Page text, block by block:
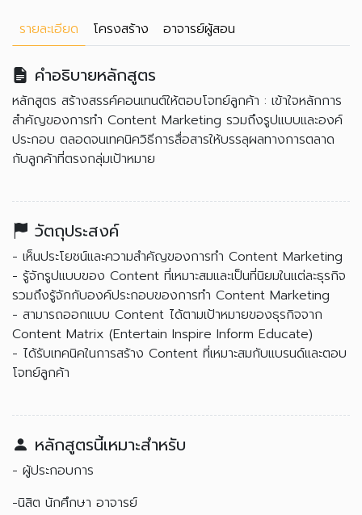
รายละเอียด โครงสร้าง อาจารย์ผู้สอน
คำอธิบายหลักสูตร
หลักสูตร สร้างสรรค์คอนเทนต์ให้ตอบโจทย์ลูกค้า : เข้าใจหลักการ
สำคัญของการทำ Content Marketing รวมถึงรูปแบบและองค์
ประกอบ ตลอดจนเทคนิควิธีการสื่อสารให้บรรลุผลทางการตลาด
กับลูกค้าที่ตรงกลุ่มเป้าหมาย
วัตถุประสงค์
- เห็นประโยชน์และความสำคัญของการทำ Content Marketing
- รู้จักรูปแบบของ Content ที่เหมาะสมและเป็นที่นิยมในแต่ละธุรกิจ
รวมถึงรู้จักกับองค์ประกอบของการทำ Content Marketing
- สามารถออกแบบ Content ได้ตามเป้าหมายของธุรกิจจาก
Content Matrix (Entertain Inspire Inform Educate)
- ได้รับเทคนิคในการสร้าง Content ที่เหมาะสมกับแบรนด์และตอบ
โจทย์ลูกค้า
หลักสูตรนี้เหมาะสำหรับ
- ผู้ประกอบการ
-นิสิต นักศึกษา อาจารย์